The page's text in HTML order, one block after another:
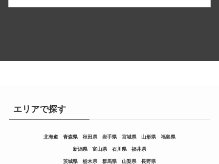
エリアで探す
北海道 青森県 秋田県 岩手県 宮城県 山形県 福島県
新潟県 富山県 石川県 福井県
茨城県 栃木県 群馬県 山梨県 長野県